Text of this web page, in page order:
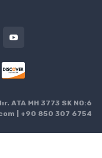
ATA MH 3773 SK NO:6
+90 850 307 6754